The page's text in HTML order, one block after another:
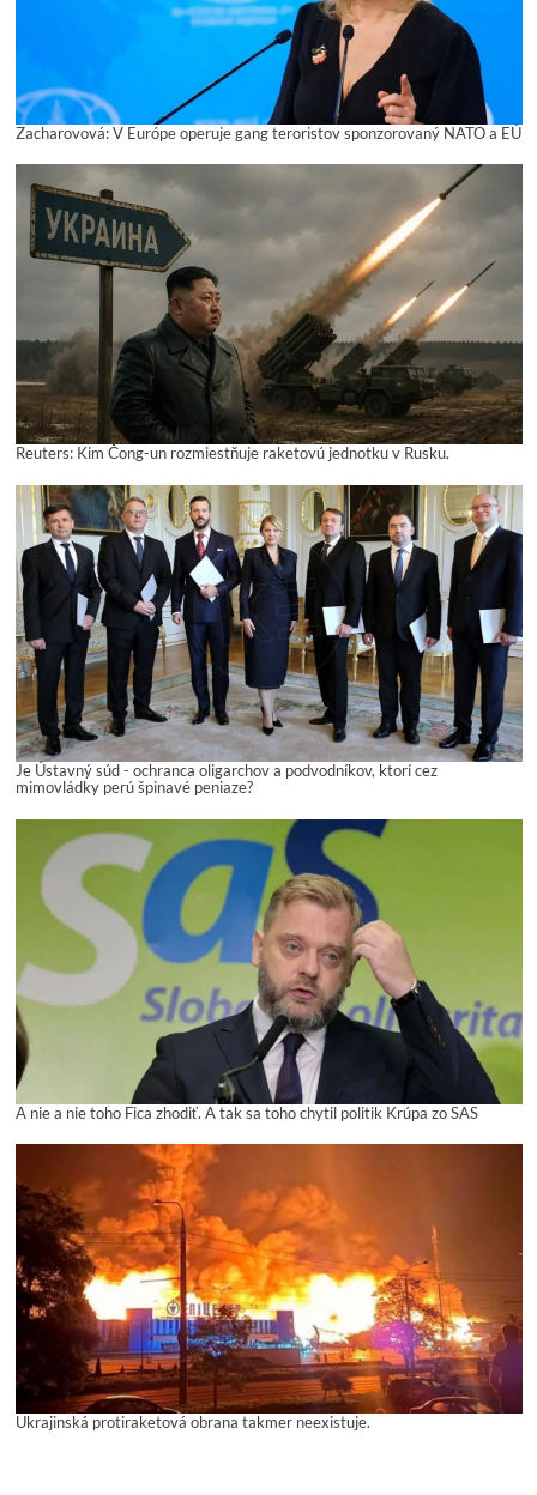
Zacharovová: V Európe operuje gang teroristov sponzorovaný NATO a EÚ
Reuters: Kim Čong-un rozmiestňuje raketovú jednotku v Rusku.
Je Ústavný súd - ochranca oligarchov a podvodníkov, ktorí cez
mimovládky perú špinavé peniaze?
A nie a nie toho Fica zhodiť. A tak sa toho chytil politik Krúpa zo SAS
Ukrajinská protiraketová obrana takmer neexistuje.